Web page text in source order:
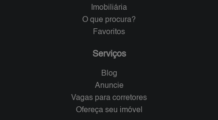
Imobiliária
O que procura?
Favoritos
Serviços
Blog
Anuncie
Vagas para corretores
Ofereça seu imóvel